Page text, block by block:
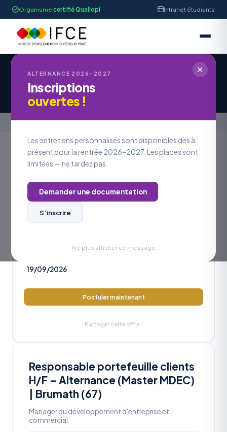
Organisme certifié Qualiopi Intranet étudiants
✕
ALTERNANCE 2026–2027
Inscriptions
ouvertes !
Les entretiens personnalisés sont disponibles dès à
présent pour la rentrée 2026–2027. Les places sont
limitées — ne tardez pas.
Demander une documentation
S’inscrire
Ne plus afficher ce message
IFCE STRASBOURG
Offre d'Emploi #OE2026-1071
Accueil › Offres en alternance › Offre d'Emploi #OE2026-1071
Retour aux offres
Responsable portefeuille clients
H/F – Alternance (Master MDEC)
| Brumath (67)
Manager du développement d'entreprise et
commercial
LOCALISATION
ALSACE
19/09/2026
Postuler maintenant
Partager cette offre :